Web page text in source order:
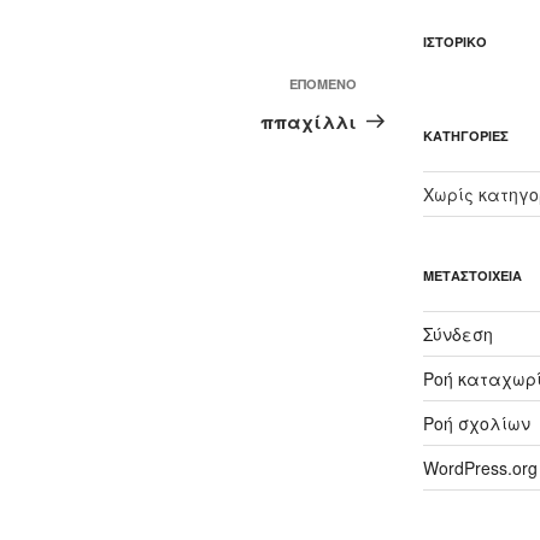
άρθρο
ΕΠΌΜΕΝΟ
ππαχίλλι
ΙΣΤΟΡΙΚΌ
KΑΤΗΓΟΡΊΕΣ
Χωρίς
ΜΕΤΑΣΤΟΙΧΕΊΑ
Σύνδεση
Ροή
Ροή σχολίων
WordPress.org